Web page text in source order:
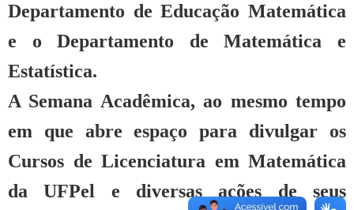
Departamento de Educação Matemática
e o Departamento de Matemática e
Estatística.
A Semana Acadêmica, ao mesmo tempo
em que abre espaço para divulgar os
Cursos de Licenciatura em Matemática
da UFPel e diversas ações de seus